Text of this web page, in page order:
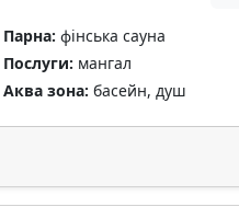
Парна: фінська сауна
Послуги: мангал
Аква зона: басейн, душ